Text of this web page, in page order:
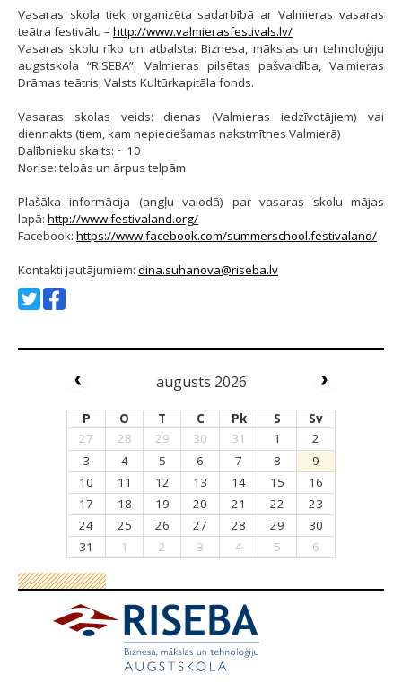
Vasaras skola tiek organizēta sadarbībā ar Valmieras vasaras
teātra festivālu – http://www.valmierasfestivals.lv/
Vasaras skolu rīko un atbalsta: Biznesa, mākslas un tehnoloģiju
augstskola “RISEBA”, Valmieras pilsētas pašvaldība, Valmieras
Drāmas teātris, Valsts Kultūrkapitāla fonds.
Vasaras skolas veids: dienas (Valmieras iedzīvotājiem) vai
diennakts (tiem, kam nepieciešamas nakstmītnes Valmierā)
Dalībnieku skaits: ~ 10
Norise: telpās un ārpus telpām
Plašāka informācija (angļu valodā) par vasaras skolu mājas
lapā: http://www.festivaland.org/
Facebook: https://www.facebook.com/summerschool.festivaland/
Kontakti jautājumiem: dina.suhanova@riseba.lv
augusts 2026
P O T C Pk S
Sv
27
28 29 30 31 1
2
3
4 5 6 7 8
9
10
11 12 13 14 15
16
17
18 19 20 21 22
23
24
25 26 27 28 29
30
31
1 2 3 4 5 6